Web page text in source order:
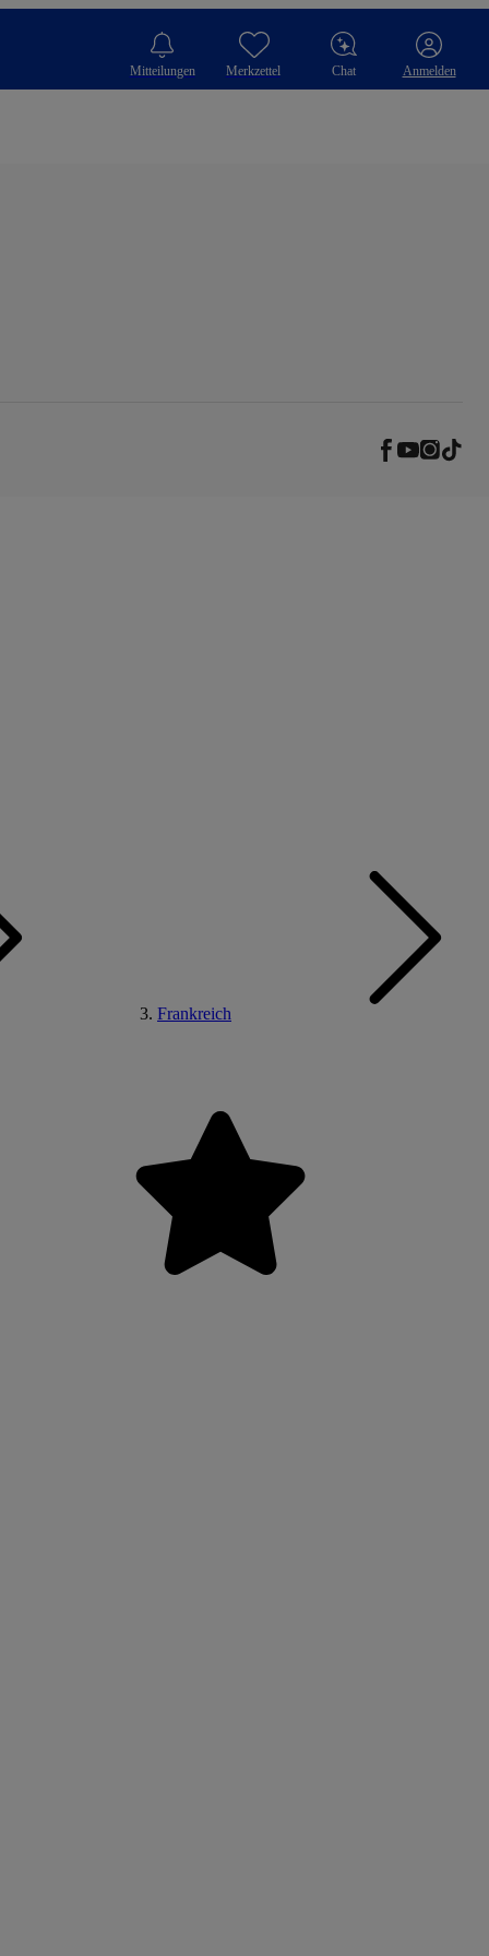
Mitteilungen Merkzettel Chat Anmelden
Frankreich